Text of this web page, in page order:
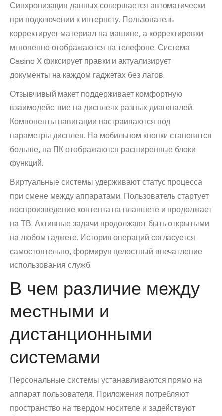
Синхронизация данных совершается автоматически
при подключении к интернету. Пользователь
корректирует материал на машине, а корректировки
мгновенно отображаются на телефоне. Система
Casino X фиксирует правки и актуализирует
документы на каждом гаджетах без лагов.
Отзывчивый макет поддерживает комфортную
взаимодействие на дисплеях разных диагоналей.
Компоненты навигации настраиваются под
параметры дисплея. На мобильном кнопки становятся
больше, на ПК отображаются расширенные блоки
функций.
Виртуальные системы удерживают статус процесса
при смене между аппаратами. Пользователь стартует
воспроизведение контента на планшете и продолжает
на ТВ. Активные задачи продолжают быть открытыми
на любом гаджете. История операций согласуется
самостоятельно, формируя целостный впечатление
использования служб.
В чем различие между
местными и
дистанционными
системами
Персональные системы устанавливаются прямо на
аппарат пользователя. Приложения потребляют
пространство на твердом носителе и задействуют